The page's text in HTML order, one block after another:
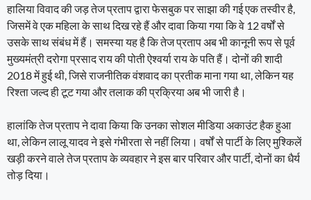
हालिया विवाद की जड़ तेज प्रताप द्वारा फेसबुक पर साझा की गई एक तस्वीर है,
जिसमें वे एक महिला के साथ दिख रहे हैं और दावा किया गया कि वे 12 वर्षों से
उसके साथ संबंध में हैं। समस्या यह है कि तेज प्रताप अब भी कानूनी रूप से पूर्व
मुख्यमंत्री दरोगा प्रसाद राय की पोती ऐश्वर्या राय के पति हैं। दोनों की शादी
2018 में हुई थी, जिसे राजनीतिक वंशवाद का प्रतीक माना गया था, लेकिन यह
रिश्ता जल्द ही टूट गया और तलाक की प्रक्रिया अब भी जारी है।
हालांकि तेज प्रताप ने दावा किया कि उनका सोशल मीडिया अकाउंट हैक हुआ
था, लेकिन लालू यादव ने इसे गंभीरता से नहीं लिया। वर्षों से पार्टी के लिए मुश्किलें
खड़ी करने वाले तेज प्रताप के व्यवहार ने इस बार परिवार और पार्टी, दोनों का धैर्य
तोड़ दिया।